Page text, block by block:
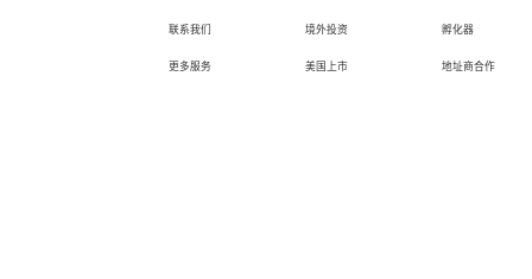
联系我们
更多服务
境外投资
美国上市
孵化器
地址商合作